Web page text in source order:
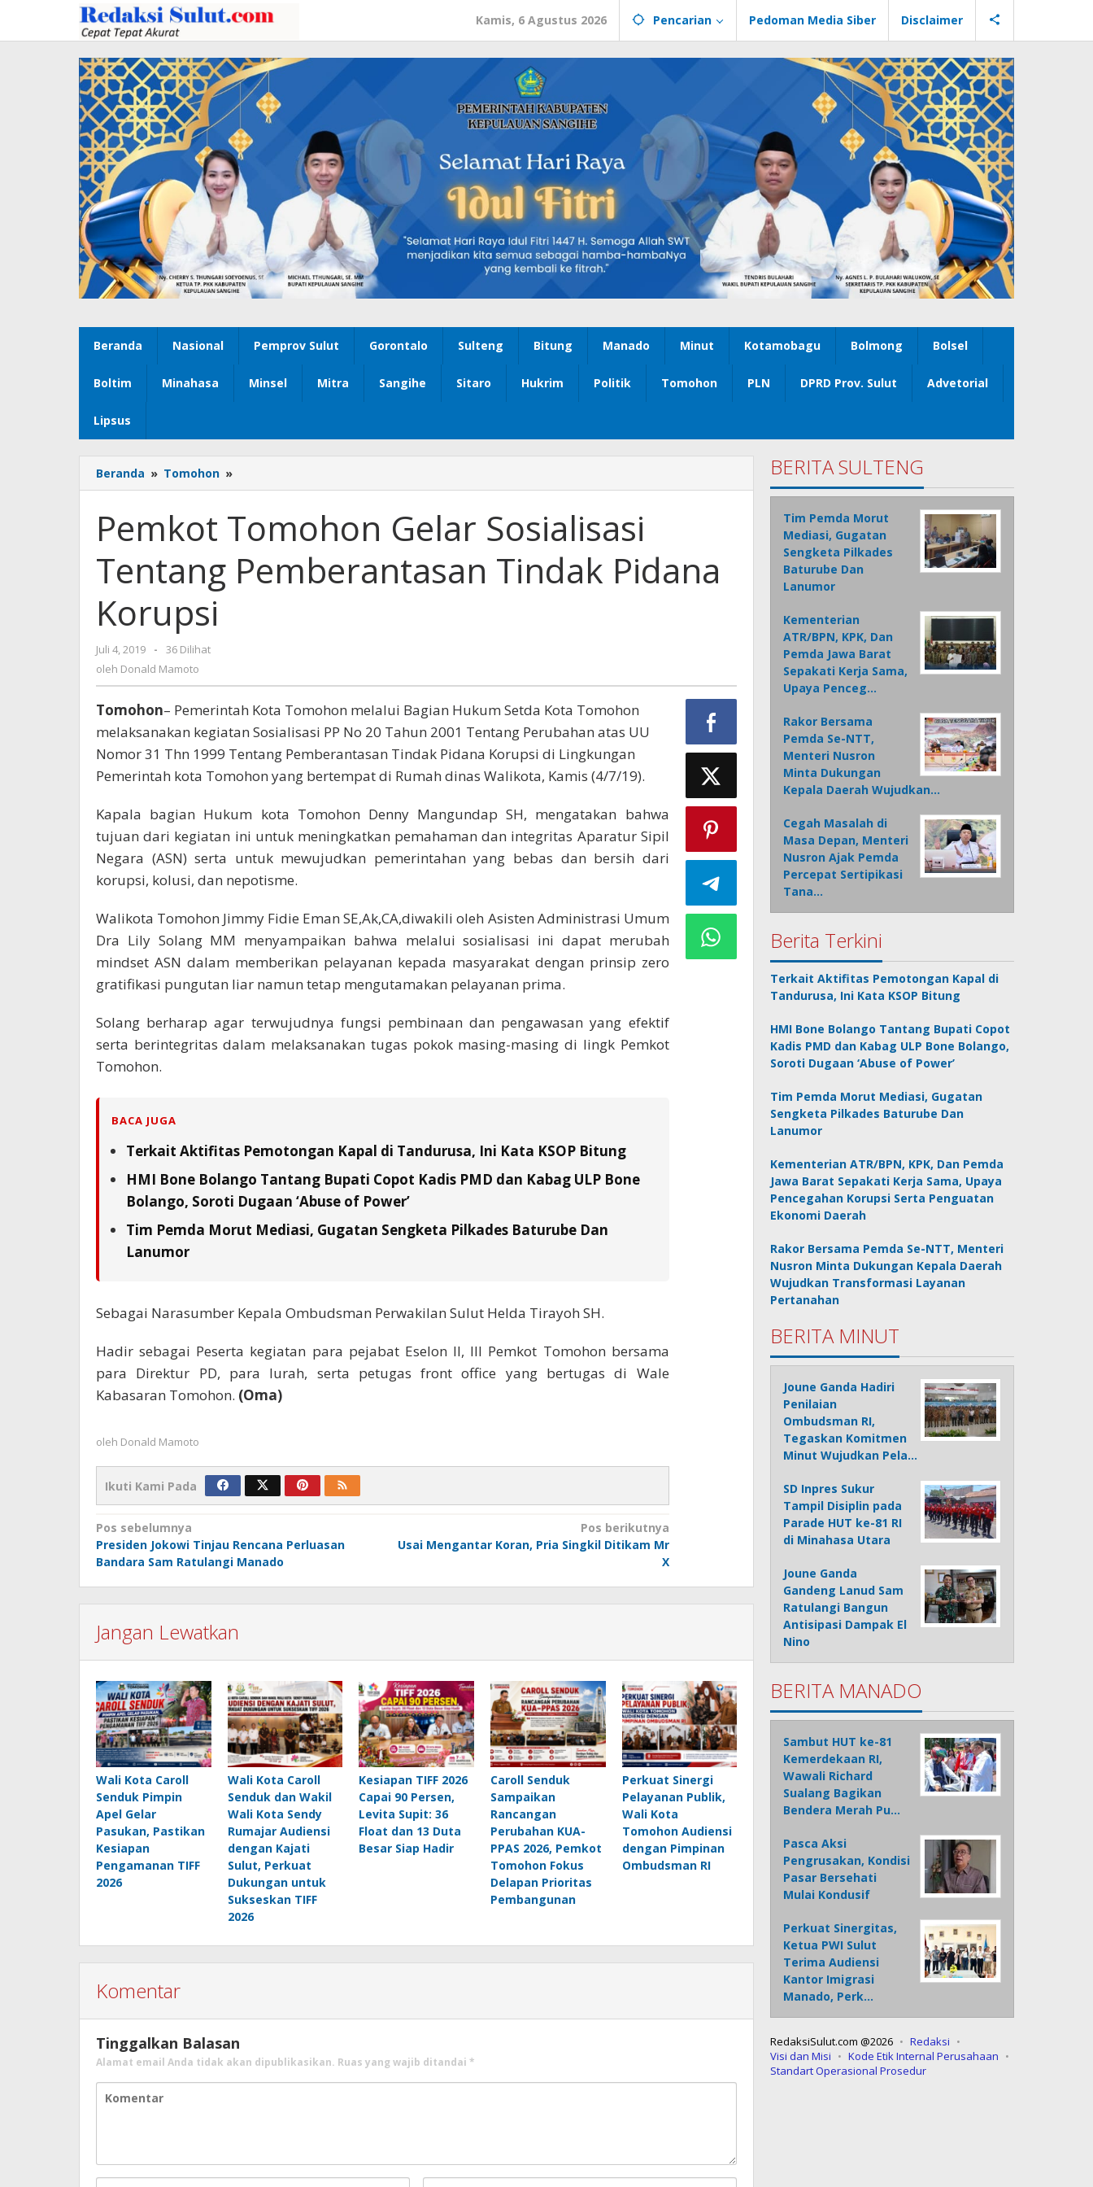
konten
Kamis, 6 Agustus 2026 Pencarian Pedoman Media Siber Disclaimer
Beranda Nasional Pemprov Sulut Gorontalo Sulteng Bitung Manado Minut Kotamobagu Bolmong Bolsel
Boltim Minahasa Minsel Mitra Sangihe Sitaro Hukrim Politik Tomohon PLN DPRD Prov. Sulut Advetorial
Lipsus
Beranda » Tomohon »
Tomohon
Sosialisasi
Tentang
Pemberantasan
Tindak
Pemkot Tomohon Gelar Sosialisasi
Tentang Pemberantasan Tindak Pidana
Korupsi
Juli 4, 2019
oleh
Donald
-
36 Dilihat
oleh Donald Mamoto
Tomohon– Pemerintah Kota Tomohon melalui Bagian Hukum Setda Kota Tomohon
melaksanakan kegiatan Sosialisasi PP No 20 Tahun 2001 Tentang Perubahan atas UU
Nomor 31 Thn 1999 Tentang Pemberantasan Tindak Pidana Korupsi di Lingkungan
Pemerintah kota Tomohon yang bertempat di Rumah dinas Walikota, Kamis (4/7/19).
Kapala bagian Hukum kota Tomohon Denny Mangundap SH, mengatakan bahwa
tujuan dari kegiatan ini untuk meningkatkan pemahaman dan integritas Aparatur Sipil
Negara (ASN) serta untuk mewujudkan pemerintahan yang bebas dan bersih dari
korupsi, kolusi, dan nepotisme.
Walikota Tomohon Jimmy Fidie Eman SE,Ak,CA,diwakili oleh Asisten Administrasi Umum
Dra Lily Solang MM menyampaikan bahwa melalui sosialisasi ini dapat merubah
mindset ASN dalam memberikan pelayanan kepada masyarakat dengan prinsip zero
gratifikasi pungutan liar namun tetap mengutamakan pelayanan prima.
Solang berharap agar terwujudnya fungsi pembinaan dan pengawasan yang efektif
serta berintegritas dalam melaksanakan tugas pokok masing-masing di lingk Pemkot
Tomohon.
BACA JUGA
Terkait Aktifitas Pemotongan Kapal di Tandurusa, Ini Kata KSOP Bitung
HMI Bone Bolango Tantang Bupati Copot Kadis PMD dan Kabag ULP Bone
Bolango, Soroti Dugaan ‘Abuse of Power’
Tim Pemda Morut Mediasi, Gugatan Sengketa Pilkades Baturube Dan
Lanumor
Sebagai Narasumber Kepala Ombudsman Perwakilan Sulut Helda Tirayoh SH.
Hadir sebagai Peserta kegiatan para pejabat Eselon II, III Pemkot Tomohon bersama
para Direktur PD, para lurah, serta petugas front office yang bertugas di Wale
Kabasaran Tomohon. (Oma)
oleh Donald Mamoto
Ikuti Kami Pada
Navigasi
pos
Pos sebelumnya
Presiden Jokowi Tinjau Rencana Perluasan
Bandara Sam Ratulangi Manado
Pos berikutnya
Usai Mengantar Koran, Pria Singkil Ditikam Mr
X
Jangan Lewatkan
Wali Kota Caroll
Senduk Pimpin
Apel Gelar
Pasukan, Pastikan
Kesiapan
Pengamanan TIFF
2026
Wali Kota Caroll
Senduk dan Wakil
Wali Kota Sendy
Rumajar Audiensi
dengan Kajati
Sulut, Perkuat
Dukungan untuk
Sukseskan TIFF
2026
Kesiapan TIFF 2026
Capai 90 Persen,
Levita Supit: 36
Float dan 13 Duta
Besar Siap Hadir
Caroll Senduk
Sampaikan
Rancangan
Perubahan KUA-
PPAS 2026, Pemkot
Tomohon Fokus
Delapan Prioritas
Pembangunan
Perkuat Sinergi
Pelayanan Publik,
Wali Kota
Tomohon Audiensi
dengan Pimpinan
Ombudsman RI
Komentar
Tinggalkan Balasan
Alamat email Anda tidak akan dipublikasikan. Ruas yang wajib ditandai *
BERITA SULTENG
Tim Pemda Morut
Mediasi, Gugatan
Sengketa Pilkades
Baturube Dan
Lanumor
Kementerian
ATR/BPN, KPK, Dan
Pemda Jawa Barat
Sepakati Kerja Sama,
Upaya Penceg…
Rakor Bersama
Pemda Se-NTT,
Menteri Nusron
Minta Dukungan
Kepala Daerah Wujudkan…
Cegah Masalah di
Masa Depan, Menteri
Nusron Ajak Pemda
Percepat Sertipikasi
Tana…
Berita Terkini
Terkait Aktifitas Pemotongan Kapal di
Tandurusa, Ini Kata KSOP Bitung
HMI Bone Bolango Tantang Bupati Copot
Kadis PMD dan Kabag ULP Bone Bolango,
Soroti Dugaan ‘Abuse of Power’
Tim Pemda Morut Mediasi, Gugatan
Sengketa Pilkades Baturube Dan
Lanumor
Kementerian ATR/BPN, KPK, Dan Pemda
Jawa Barat Sepakati Kerja Sama, Upaya
Pencegahan Korupsi Serta Penguatan
Ekonomi Daerah
Rakor Bersama Pemda Se-NTT, Menteri
Nusron Minta Dukungan Kepala Daerah
Wujudkan Transformasi Layanan
Pertanahan
BERITA MINUT
Joune Ganda Hadiri
Penilaian
Ombudsman RI,
Tegaskan Komitmen
Minut Wujudkan Pela…
SD Inpres Sukur
Tampil Disiplin pada
Parade HUT ke-81 RI
di Minahasa Utara
Joune Ganda
Gandeng Lanud Sam
Ratulangi Bangun
Antisipasi Dampak El
Nino
BERITA MANADO
Sambut HUT ke-81
Kemerdekaan RI,
Wawali Richard
Sualang Bagikan
Bendera Merah Pu…
Pasca Aksi
Pengrusakan, Kondisi
Pasar Bersehati
Mulai Kondusif
Perkuat Sinergitas,
Ketua PWI Sulut
Terima Audiensi
Kantor Imigrasi
Manado, Perk…
RedaksiSulut.com @2026
Redaksi
Visi dan Misi
Kode Etik Internal Perusahaan
Standart Operasional Prosedur